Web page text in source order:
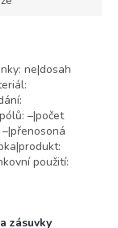
ne|dosah
–|počet
použití:
zásuvky